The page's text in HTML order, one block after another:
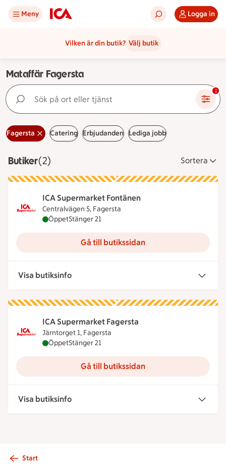
Meny Logga in
Vilken är din butik? Välj butik
Mataffär Fagersta
Sök på ort eller tjänst 1
Fagersta Catering Erbjudanden Lediga jobb
ButikerVisar 2 stycken
(2) Sortera
ICA Supermarket Fontänen
Centralvägen 5, Fagersta
ICA Supermarket Fontänen är öppen nu, stänger
ÖppetStänger 21
Gå till butikssidan
Visa butiksinfo
ICA Supermarket Fagersta
Järntorget 1, Fagersta
ICA Supermarket Fagersta är öppen nu, stänger
ÖppetStänger 21
Gå till butikssidan
Visa butiksinfo
Start